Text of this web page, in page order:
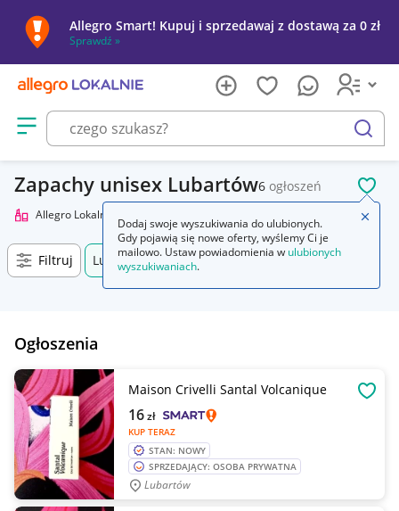
Allegro Smart! Kupuj i sprzedawaj z dostawą za 0 zł
Sprawdź »
Otwórz menu z kategoriami
szukaj
Zapachy unisex Lubartów6 ogłoszeń
Allegro Lokalnie
Filtruj Lubartów, Lubelskie, +0 km
Ogłoszenia
Maison Crivelli Santal Volcanique
KUP TERAZ
16zł
STAN: NOWY
SPRZEDAJĄCY: OSOBA PRYWATNA
Lubartów
Dodaj swoje wyszukiwania do ulubionych.
Gdy pojawią się nowe oferty, wyślemy Ci je
mailowo. Ustaw powiadomienia w ulubionych
wyszukiwaniach.